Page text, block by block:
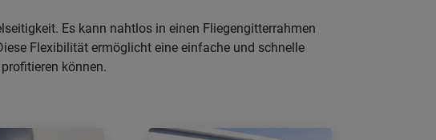
Es kann nahtlos in einen Fliegengitterrahmen
Flexibilität ermöglicht eine einfache und schnelle
können.